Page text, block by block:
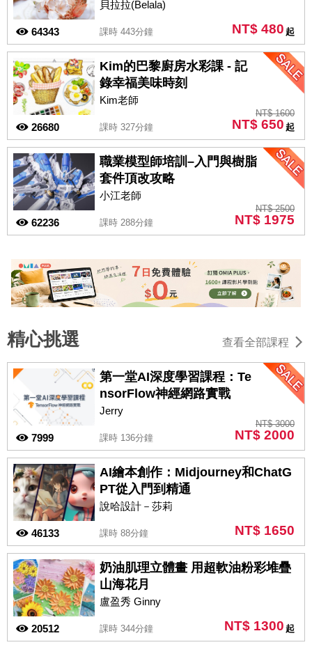
貝拉拉(Belala)
課時 443分鐘
64343 NT$ 480 起
Kim老師
Kim的巴黎廚房水彩課 - 記
錄幸福美味時刻
課時 327分鐘
26680
NT$ 1600
NT$ 650 起
小江老師
職業模型師培訓–入門與樹脂
套件頂改攻略
課時 288分鐘
62236
NT$ 2500
NT$ 1975
精心挑選 查看全部課程
Jerry
第一堂AI深度學習課程：Te
nsorFlow神經網路實戰
課時 136分鐘
7999
NT$ 3000
NT$ 2000
說哈設計－莎莉
AI繪本創作：Midjourney和ChatG
PT從入門到精通
課時 88分鐘
46133 NT$ 1650
盧盈秀 Ginny
奶油肌理立體畫 用超軟油粉彩堆疊
山海花月
課時 344分鐘
20512 NT$ 1300 起